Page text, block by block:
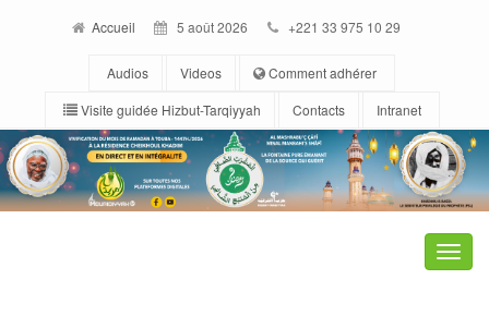
Accueil 5 août 2026 +221 33 975 10 29
Audios Videos
Comment adhérer
Visite guidée Hizbut-Tarqiyyah
Contacts Intranet
Toggle